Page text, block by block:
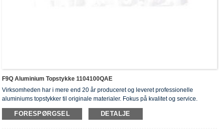
F9Q Aluminium Topstykke 1104100QAE
Virksomheden har i mere end 20 år produceret og leveret professionelle
aluminiums topstykker til originale materialer. Fokus på kvalitet og service.
Topstykkerne har opnået ISO16949-godkendelsescertifikater, "højtforseglet
topstykke", "cylinderhovedernes lange levetid" og fem andre
FORESPØRGSEL DETALJE